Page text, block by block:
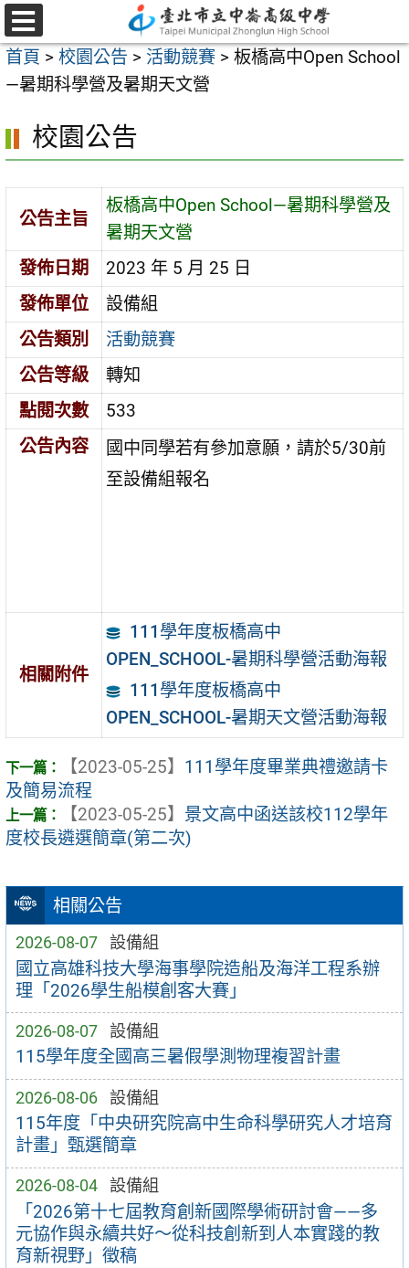
跳
至
主
容
選
單
首頁 > 校園公告 > 活動競賽 > 板橋高中Open School
—暑期科學營及暑期天文營
相關公告
2026-08-07 設備組
國立高雄科技大學海事學院造船及海洋工程系辦
理「2026學生船模創客大賽」
2026-08-07 設備組
115學年度全國高三暑假學測物理複習計畫
2026-08-06 設備組
115年度「中央研究院高中生命科學研究人才培育
計畫」甄選簡章
2026-08-04 設備組
「2026第十七屆教育創新國際學術研討會——多
元協作與永續共好～從科技創新到人本實踐的教
育新視野」徵稿
校園公告
公告主旨
板橋高中Open School—暑期科學營及
暑期天文營
發佈日期
2023 年 5 月 25 日
發佈單位
設備組
公告類別
活動競賽
公告等級
轉知
點閱次數
533
公告內容
國中同學若有參加意願，請於5/30前
至設備組報名
相關附件
111學年度板橋高中
OPEN_SCHOOL-暑期科學營活動海報
111學年度板橋高中
OPEN_SCHOOL-暑期天文營活動海報
【2023-05-25】 111學年度畢業典禮邀請卡
及簡易流程
【2023-05-25】 景文高中函送該校112學年
度校長遴選簡章(第二次)